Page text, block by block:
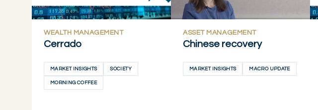
WEALTH MANAGEMENT
Cerrado
MARKET INSIGHTS SOCIETY
MORNING COFFEE
ASSET MANAGEMENT
Chinese recovery
MARKET INSIGHTS MACRO UPDATE